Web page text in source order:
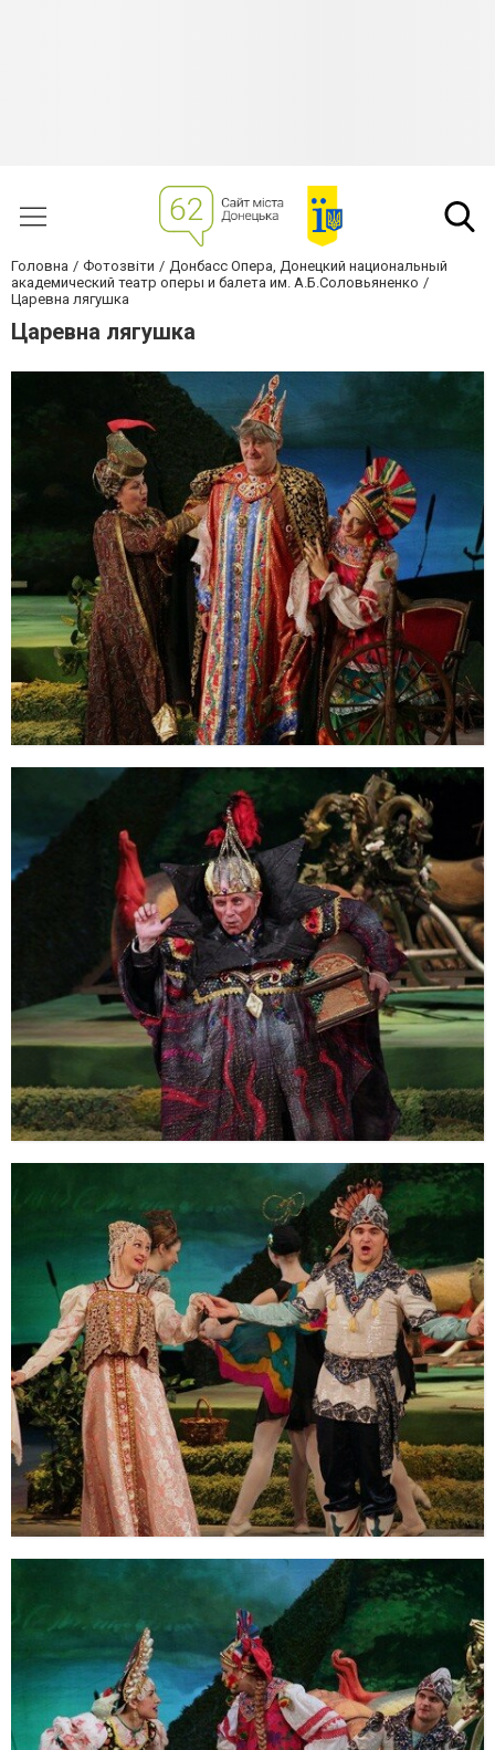
Головна Фотозвіти
Донбасс Опера, Донецкий национальный
академический театр оперы и балета им. А.Б.Соловьяненко
Царевна лягушка
Царевна лягушка